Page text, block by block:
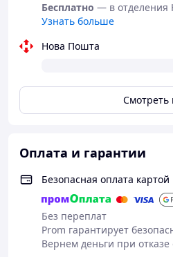
Бесплатно — в отделения
Узнать больше
Нова Пошта
Смотреть
Оплата и гарантии
Безопасная оплата картой
Без переплат
Prom гарантирует
Вернем деньги при отказе